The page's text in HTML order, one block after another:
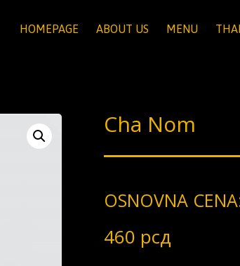
HOMEPAGE ABOUT US MENU
Cha Nom
OSNOVNA
460 рсд